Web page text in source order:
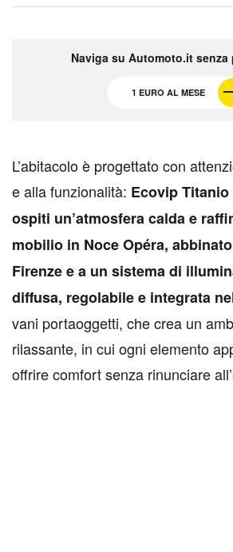
Naviga su Automoto.it
1 EURO AL MESE
L’abitacolo è progettato con
e alla funzionalità: Ecovip
ospiti un’atmosfera calda e
mobilio in Noce Opéra,
Firenze e a un sistema di
diffusa, regolabile e integrata
vani portaoggetti, che crea un
rilassante, in cui ogni elemento
offrire comfort senza rinunciare